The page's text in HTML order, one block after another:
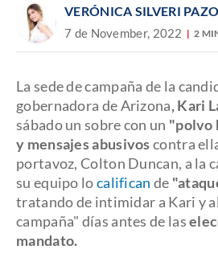
VERÓNICA SILVERI
7 de November, 2022 2
La sede de campaña de la
gobernadora de Arizona,Kari
sábado un sobre con un "polvo
y mensajes abusivoscontra
portavoz, Colton Duncan, a la
su equipo localifican de
tratando de intimidar a Kari y
campaña" días antes de las
mandato.